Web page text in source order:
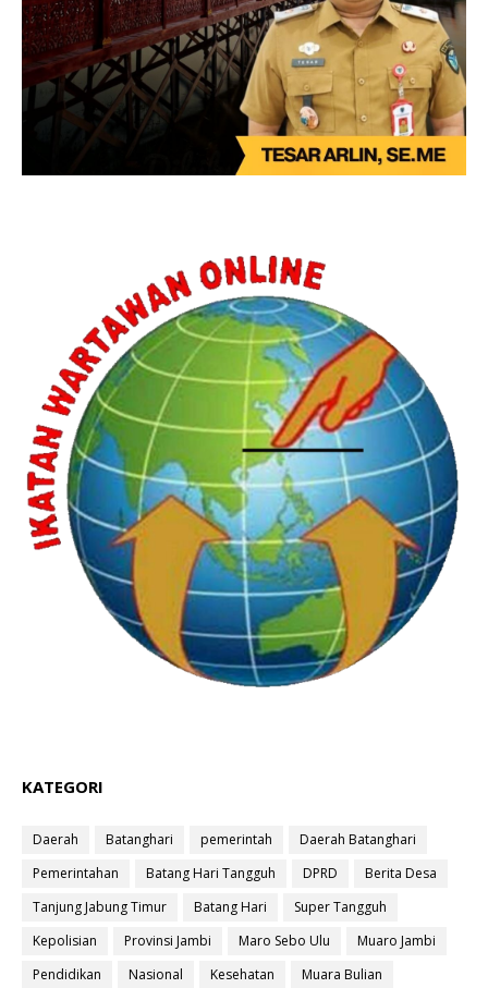
KATEGORI
Daerah Batanghari pemerintah
Daerah Batanghari
Pemerintahan
Batang Hari Tangguh DPRD
Berita Desa
Tanjung Jabung Timur
Batang Hari
Super Tangguh
Kepolisian
Provinsi Jambi Maro Sebo Ulu
Muaro Jambi
Pendidikan
Nasional Kesehatan
Muara Bulian